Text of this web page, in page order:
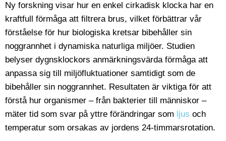
Ny forskning visar hur en enkel cirkadisk klocka har en
kraftfull förmåga att filtrera brus, vilket förbättrar vår
förståelse för hur biologiska kretsar bibehåller sin
noggrannhet i dynamiska naturliga miljöer. Studien
belyser dygnsklockors anmärkningsvärda förmåga att
anpassa sig till miljöfluktuationer samtidigt som de
bibehåller sin noggrannhet. Resultaten är viktiga för att
förstå hur organismer – från bakterier till människor –
mäter tid som svar på yttre förändringar som ljus och
temperatur som orsakas av jordens 24-timmarsrotation.